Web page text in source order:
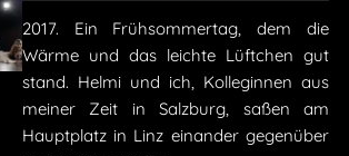
2017. Ein Frühsommertag, dem die
Wärme und das leichte Lüftchen gut
stand. Helmi und ich, Kolleginnen aus
meiner Zeit in Salzburg, saßen am
Hauptplatz in Linz einander gegenüber